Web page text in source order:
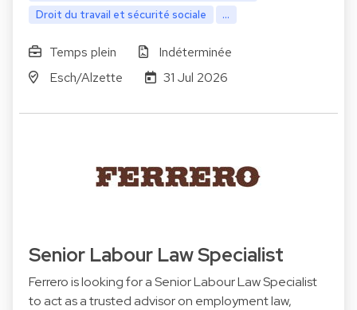
Droit du travail et sécurité sociale
...
Temps plein
Indéterminée
Esch/Alzette
31 Jul 2026
Senior Labour Law Specialist
Ferrero is looking for a Senior Labour Law Specialist
to act as a trusted advisor on employment law,